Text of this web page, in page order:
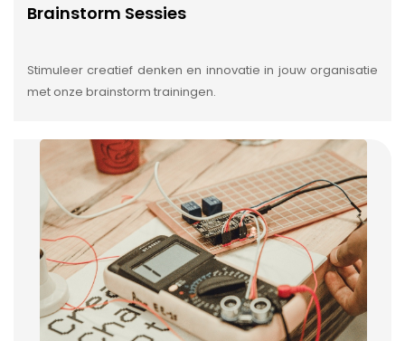
Brainstorm Sessies
Stimuleer creatief denken en innovatie in jouw organisatie
met onze brainstorm trainingen.